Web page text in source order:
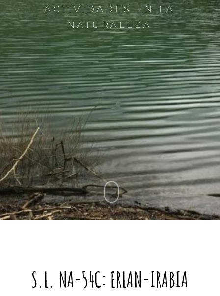
ACTIVIDADES EN LA
NATURALEZA
S.L. NA-54C: ERLAN-IRABIA